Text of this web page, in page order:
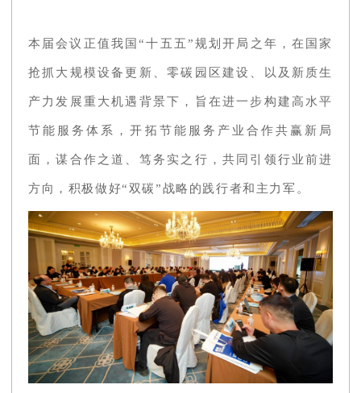
本届会议正值我国“十五五”规划开局之年，在国家
抢抓大规模设备更新、零碳园区建设、以及新质生
产力发展重大机遇背景下，旨在进一步构建高水平
节能服务体系，开拓节能服务产业合作共赢新局
面，谋合作之道、笃务实之行，共同引领行业前进
方向，积极做好“双碳”战略的践行者和主力军。